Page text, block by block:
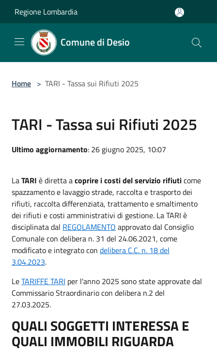
Regione Lombardia
Comune di Desio
Home > TARI - Tassa sui Rifiuti 2025
TARI - Tassa sui Rifiuti 2025
Ultimo aggiornamento: 26 giugno 2025, 10:07
LaTARI è diretta acoprire i costi del servizio rifiuticome
spazzamento e lavaggio strade, raccolta e trasporto dei
rifiuti, raccolta differenziata, trattamento e smaltimento
dei rifiuti e costi amministrativi di gestione. La TARI è
disciplinata dal REGOLAMENTO approvato dal Consiglio
Comunale con delibera n. 31 del 24.06.2021, come
modificato e integrato con delibera C.C. n. 18 del
3.04.2023.
LeTARIFFE TARI per l'anno 2025 sono state approvate dal
Commissario Straordinario con delibera n.2 del
27.03.2025.
QUALI SOGGETTI INTERESSA E
QUALI IMMOBILI RIGUARDA